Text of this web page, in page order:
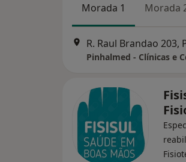
Morada 1 Morada
R. Raul Brandao 203,
Pinhalmed - Clínicas e